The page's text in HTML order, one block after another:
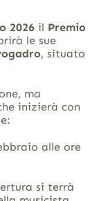
2026il Premio
le sue
, situato
ma
inizierà con
alle ore
si terrà